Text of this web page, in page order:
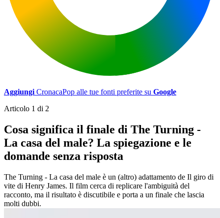
Aggiungi CronacaPop alle tue fonti preferite su Google
Articolo 1 di 2
Cosa significa il finale di The Turning -
La casa del male? La spiegazione e le
domande senza risposta
The Turning - La casa del male è un (altro) adattamento de Il giro di
vite di Henry James. Il film cerca di replicare l'ambiguità del
racconto, ma il risultato è discutibile e porta a un finale che lascia
molti dubbi.